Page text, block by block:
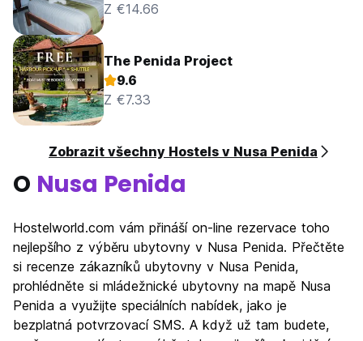
Z €14.66
The Penida Project
9.6
Z €7.33
Zobrazit všechny Hostels v Nusa Penida
O Nusa Penida
Hostelworld.com vám přináší on-line rezervace toho
nejlepšího z výběru ubytovny v Nusa Penida. Přečtěte
si recenze zákazníků ubytovny v Nusa Penida,
prohlédněte si mládežnické ubytovny na mapě Nusa
Penida a využijte speciálních nabídek, jako je
bezplatná potvrzovací SMS. A když už tam budete,